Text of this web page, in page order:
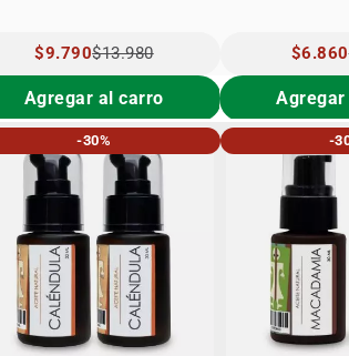
PRECIO
ESPECIAL
$9.790$13.980
Agregar al carro
PRECIO
$6.860
-30% -